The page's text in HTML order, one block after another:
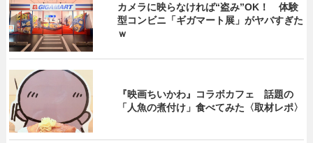
カメラに映らなければ“盗み”OK！ 体験
型コンビニ「ギガマート展」がヤバすぎた
ｗ
『映画ちいかわ』コラボカフェ 話題の
「人魚の煮付け」食べてみた〈取材レポ〉